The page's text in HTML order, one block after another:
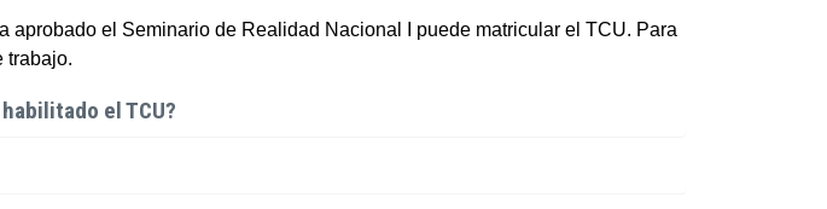
el Seminario de Realidad Nacional I puede matricular el TCU. Para
trabajo.
el TCU?